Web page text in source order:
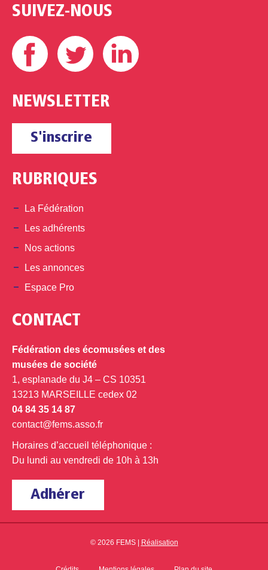
SUIVEZ-NOUS
Facebook Twitter
NEWSLETTER
S'inscrire
RUBRIQUES
La Fédération
Les adhérents
Nos actions
Les annonces
Espace Pro
CONTACT
Fédération des écomusées et des
musées de société
1, esplanade du J4 – CS 10351
13213 MARSEILLE cedex 02
04 84 35 14 87
contact@fems.asso.fr
Horaires d’accueil téléphonique :
Du lundi au vendredi de 10h à 13h
Adhérer
© 2026 FEMS | Réalisation